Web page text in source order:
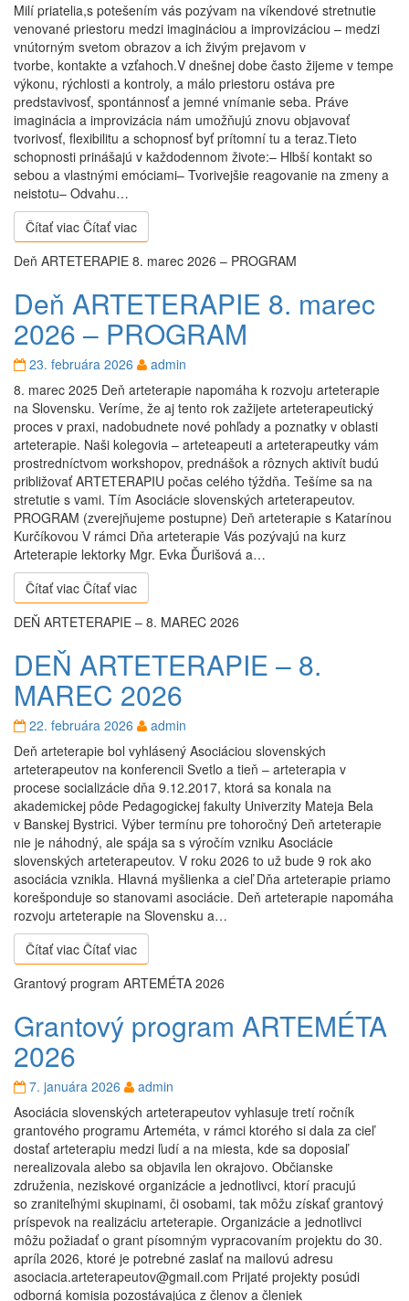
Milí priatelia,s potešením vás pozývam na víkendové stretnutie
venované priestoru medzi imagináciou a improvizáciou – medzi
vnútorným svetom obrazov a ich živým prejavom v
tvorbe, kontakte a vzťahoch.V dnešnej dobe často žijeme v tempe
výkonu, rýchlosti a kontroly, a málo priestoru ostáva pre
predstavivosť, spontánnosť a jemné vnímanie seba. Práve
imaginácia a improvizácia nám umožňujú znovu objavovať
tvorivosť, flexibilitu a schopnosť byť prítomní tu a teraz.Tieto
schopnosti prinášajú v každodennom živote:– Hlbší kontakt so
sebou a vlastnými emóciami– Tvorivejšie reagovanie na zmeny a
neistotu– Odvahu…
Čítať viac Čítať viac
Deň ARTETERAPIE 8. marec 2026 – PROGRAM
Deň ARTETERAPIE 8. marec
2026 – PROGRAM
23. februára 2026
admin
8. marec 2025 Deň arteterapie napomáha k rozvoju arteterapie
na Slovensku. Veríme, že aj tento rok zažijete arteterapeutický
proces v praxi, nadobudnete nové pohľady a poznatky v oblasti
arteterapie. Naši kolegovia – arteteapeuti a arteterapeutky vám
prostredníctvom workshopov, prednášok a rôznych aktivít budú
približovať ARTETERAPIU počas celého týždňa. Tešíme sa na
stretutie s vami. Tím Asociácie slovenských arteterapeutov.
PROGRAM (zverejňujeme postupne) Deň arteterapie s Katarínou
Kurčíkovou V rámci Dňa arteterapie Vás pozývajú na kurz
Arteterapie lektorky Mgr. Evka Ďurišová a…
Čítať viac Čítať viac
DEŇ ARTETERAPIE – 8. MAREC 2026
DEŇ ARTETERAPIE – 8.
MAREC 2026
22. februára 2026
admin
Deň arteterapie bol vyhlásený Asociáciou slovenských
arteterapeutov na konferencii Svetlo a tieň – arteterapia v
procese socializácie dňa 9.12.2017, ktorá sa konala na
akademickej pôde Pedagogickej fakulty Univerzity Mateja Bela
v Banskej Bystrici. Výber termínu pre tohoročný Deň arteterapie
nie je náhodný, ale spája sa s výročím vzniku Asociácie
slovenských arteterapeutov. V roku 2026 to už bude 9 rok ako
asociácia vznikla. Hlavná myšlienka a cieľ Dňa arteterapie priamo
korešponduje so stanovami asociácie. Deň arteterapie napomáha
rozvoju arteterapie na Slovensku a…
Čítať viac Čítať viac
Grantový program ARTEMÉTA 2026
Grantový program ARTEMÉTA
2026
7. januára 2026
admin
Asociácia slovenských arteterapeutov vyhlasuje tretí ročník
grantového programu Arteméta, v rámci ktorého si dala za cieľ
dostať arteterapiu medzi ľudí a na miesta, kde sa doposiaľ
nerealizovala alebo sa objavila len okrajovo. Občianske
združenia, neziskové organizácie a jednotlivci, ktorí pracujú
so zraniteľnými skupinami, či osobami, tak môžu získať grantový
príspevok na realizáciu arteterapie. Organizácie a jednotlivci
môžu požiadať o grant písomným vypracovaním projektu do 30.
apríla 2026, ktoré je potrebné zaslať na mailovú adresu
asociacia.arteterapeutov@gmail.com Prijaté projekty posúdi
odborná komisia pozostávajúca z členov a členiek